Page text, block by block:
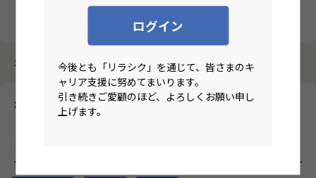
ログイン
今後とも「リラシク」を通じて、皆さまのキ
ャリア支援に努めてまいります。
引き続きご愛顧のほど、よろしくお願い申し
上げます。
3986件中 51件～60件
株式会社テクノプロ・デザイン
ン企業におけるインフラエンジニア募集